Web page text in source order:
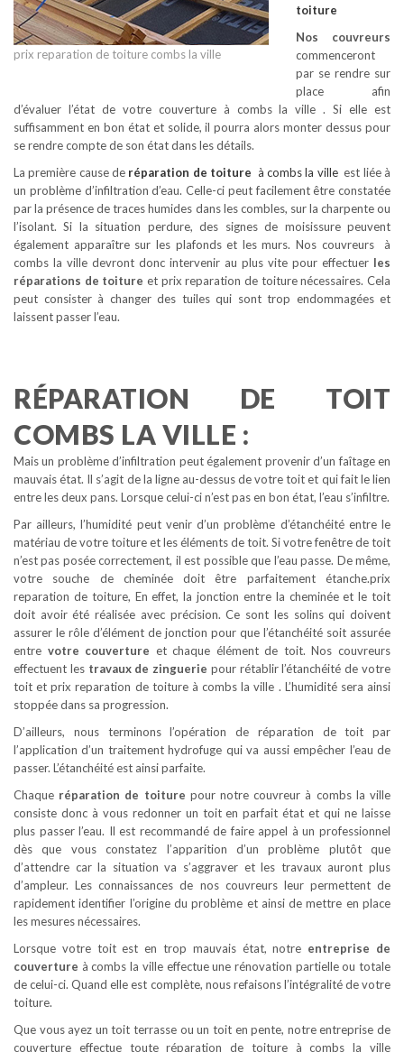
prix reparation de toiture combs la ville
toiture
Nos couvreurs
commenceront
par se rendre sur
place afin
d’évaluer l’état de votre couverture à combs la ville . Si elle est
suffisamment en bon état et solide, il pourra alors monter dessus pour
se rendre compte de son état dans les détails.
La première cause de réparation de toiture à combs la villeest liée à
un problème d’infiltration d’eau. Celle-ci peut facilement être constatée
par la présence de traces humides dans les combles, sur la charpente ou
l’isolant. Si la situation perdure, des signes de moisissure peuvent
également apparaître sur les plafonds et les murs. Nos couvreurs à
combs la ville devront donc intervenir au plus vite pour effectuer les
réparations de toiture et prix reparation de toiture nécessaires. Cela
peut consister à changer des tuiles qui sont trop endommagées et
laissent passer l’eau.
RÉPARATION DE TOIT
COMBS LA VILLE :
Mais un problème d’infiltration peut également provenir d’un faîtage en
mauvais état. Il s’agit de la ligne au-dessus de votre toit et qui fait le lien
entre les deux pans. Lorsque celui-ci n’est pas en bon état, l’eau s’infiltre.
Par ailleurs, l’humidité peut venir d’un problème d’étanchéité entre le
matériau de votre toiture et les éléments de toit. Si votre fenêtre de toit
n’est pas posée correctement, il est possible que l’eau passe. De même,
votre souche de cheminée doit être parfaitement étanche.prix
reparation de toiture, En effet, la jonction entre la cheminée et le toit
doit avoir été réalisée avec précision. Ce sont les solins qui doivent
assurer le rôle d’élément de jonction pour que l’étanchéité soit assurée
entre votre couverture et chaque élément de toit. Nos couvreurs
effectuent lestravaux de zinguerie pour rétablir l’étanchéité de votre
toit et prix reparation de toiture à combs la ville . L’humidité sera ainsi
stoppée dans sa progression.
D’ailleurs, nous terminons l’opération de réparation de toit par
l’application d’un traitement hydrofuge qui va aussi empêcher l’eau de
passer. L’étanchéité est ainsi parfaite.
Chaque réparation de toiture pour notre couvreur à combs la ville
consiste donc à vous redonner un toit en parfait état et qui ne laisse
plus passer l’eau. Il est recommandé de faire appel à un professionnel
dès que vous constatez l’apparition d’un problème plutôt que
d’attendre car la situation va s’aggraver et les travaux auront plus
d’ampleur. Les connaissances de nos couvreurs leur permettent de
rapidement identifier l’origine du problème et ainsi de mettre en place
les mesures nécessaires.
Lorsque votre toit est en trop mauvais état, notre entreprise de
couverture à combs la ville effectue une rénovation partielle ou totale
de celui-ci. Quand elle est complète, nous refaisons l’intégralité de votre
toiture.
Que vous ayez un toit terrasse ou un toit en pente, notre entreprise de
couverture effectue toute réparation de toiture à combs la ville